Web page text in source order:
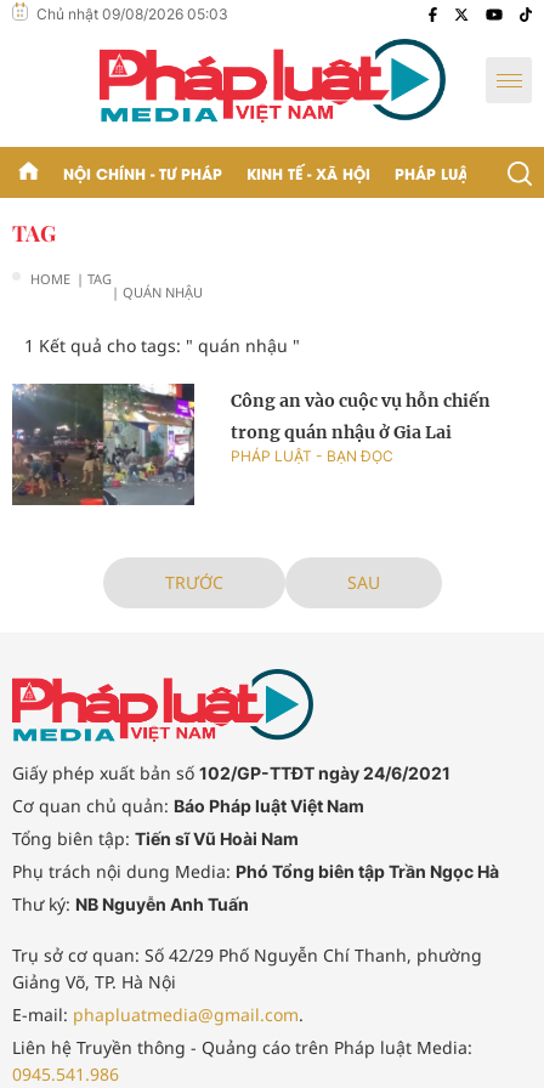
Chủ nhật 09/08/2026 05:03
NỘI CHÍNH - TƯ PHÁP KINH TẾ - XÃ HỘI PHÁP LUẬT - BẠN
TAG
HOME | TAG
| QUÁN NHẬU
1 Kết quả cho tags: " quán nhậu "
Công an vào cuộc vụ hỗn chiến
trong quán nhậu ở Gia Lai
PHÁP LUẬT - BẠN ĐỌC
TRƯỚC SAU
Giấy phép xuất bản số 102/GP-TTĐT ngày 24/6/2021
Cơ quan chủ quản: Báo Pháp luật Việt Nam
Tổng biên tập: Tiến sĩ Vũ Hoài Nam
Phụ trách nội dung Media: Phó Tổng biên tập Trần Ngọc Hà
Thư ký: NB Nguyễn Anh Tuấn
Trụ sở cơ quan: Số 42/29 Phố Nguyễn Chí Thanh, phường
Giảng Võ, TP. Hà Nội
E-mail: phapluatmedia@gmail.com.
Liên hệ Truyền thông - Quảng cáo trên Pháp luật Media:
0945.541.986